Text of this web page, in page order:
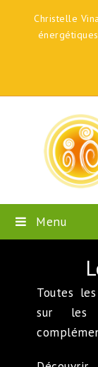
Christelle
Menu
Toutes
sur les